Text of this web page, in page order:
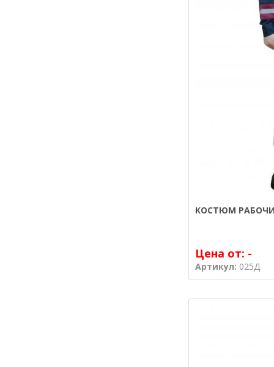
КОСТЮМ
Цена от: -
Артикул: 025Д